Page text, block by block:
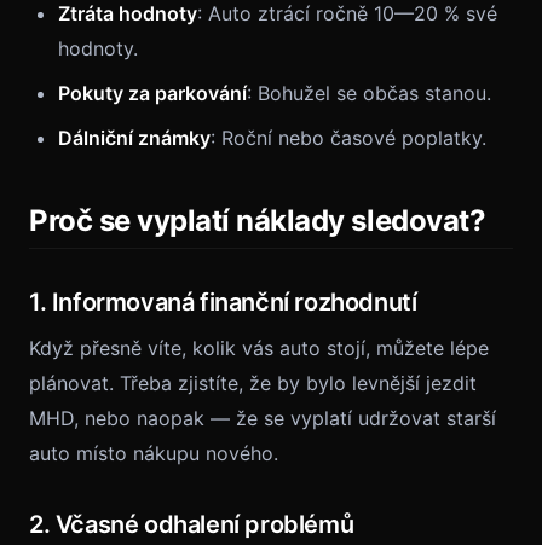
Ztráta hodnoty: Auto ztrácí ročně 10—20 % své
hodnoty.
Pokuty za parkování: Bohužel se občas stanou.
Dálniční známky: Roční nebo časové poplatky.
Proč se vyplatí náklady sledovat?
1. Informovaná finanční rozhodnutí
Když přesně víte, kolik vás auto stojí, můžete lépe
plánovat. Třeba zjistíte, že by bylo levnější jezdit
MHD, nebo naopak — že se vyplatí udržovat starší
auto místo nákupu nového.
2. Včasné odhalení problémů